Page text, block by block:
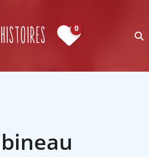
(current)
Histoires 0